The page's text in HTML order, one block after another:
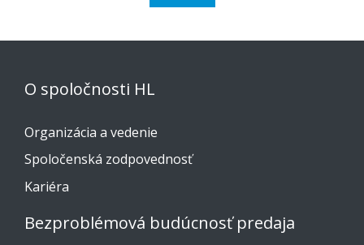
O spoločnosti HL
Organizácia a vedenie
Spoločenská zodpovednosť
Kariéra
Bezproblémová budúcnosť predaja